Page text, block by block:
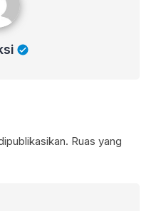
Ruas yang